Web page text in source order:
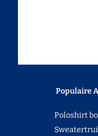
Populaire
Poloshirt
Sweatertruien